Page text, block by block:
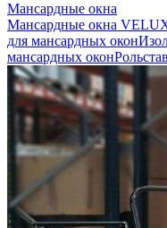
Мансардные окна
Мансардные окна
для мансардных окон
мансардных окон